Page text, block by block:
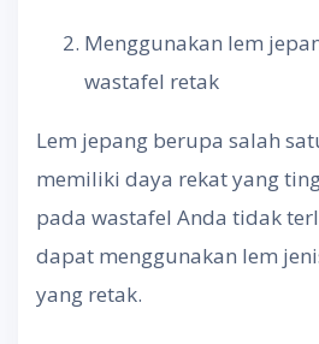
Menggunakan lem
wastafel retak
Lem jepang berupa salah
memiliki daya rekat yang
pada wastafel Anda tidak
dapat menggunakan lem
yang retak.